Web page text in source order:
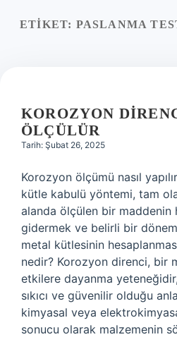
Yasal Uyarı
ETIKET: PASLANMA
KOROZYON
ÖLÇÜLÜR
Tarih: Şubat 26, 2025
Korozyon ölçümü nasıl
kütle kabulü yöntemi, tam
alanda ölçülen bir maddenin
gidermek ve belirli bir
metal kütlesinin
nedir? Korozyon direnci, bir
etkilere dayanma
sıkıcı ve güvenilir olduğu
kimyasal veya
sonucu olarak malzemenin